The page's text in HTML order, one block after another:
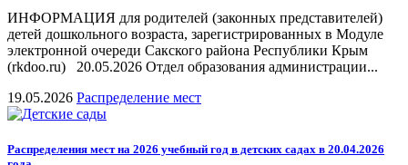
ИНФОРМАЦИЯ для родителей (законных представителей)
детей дошкольного возраста, зарегистрированных в Модуле
электронной очереди Сакского района Республики Крым
(rkdoo.ru) 20.05.2026 Отдел образования администрации...
19.05.2026 Распределение мест
Распределения мест на 2026 учебный год в детских садах в 20.04.2026